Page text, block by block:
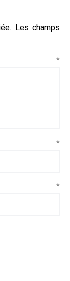
Les champs
*
*
*